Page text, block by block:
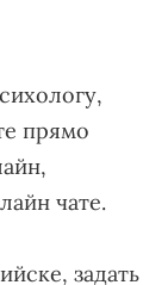
прямо
чате.
задать